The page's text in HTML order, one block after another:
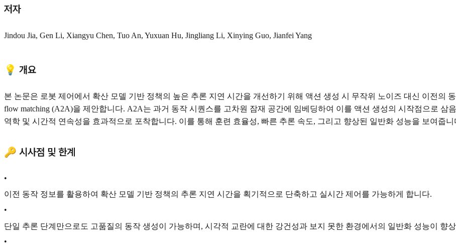
저자
Jindou Jia, Gen Li, Xiangyu Chen, Tuo An, Yuxuan Hu, Jingliang Li, Xinying Guo, Jianfei Yang
💡 개요
본 논문은 로봇 제어에서 확산 모델 기반 정책의 높은 추론 지연 시간을 개선하기 위해 액션 생성 시 무작위 노이즈 대신 이전의
flow matching (A2A)을 제안합니다. A2A는 과거 동작 시퀀스를 고차원 잠재 공간에 임베딩하여 이를 액션 생성의 시작점으로 삼
역학 및 시간적 연속성을 효과적으로 포착합니다. 이를 통해 훈련 효율성, 빠른 추론 속도, 그리고 향상된 일반화 성능을 보여줍니
🔑 시사점 및 한계
•
이전 동작 정보를 활용하여 확산 모델 기반 정책의 추론 지연 시간을 획기적으로 단축하고 실시간 제어를 가능하게 합니다.
•
단일 추론 단계만으로도 고품질의 동작 생성이 가능하며, 시각적 교란에 대한 강건성과 보지 못한 환경에서의 일반화 성능이 향
•